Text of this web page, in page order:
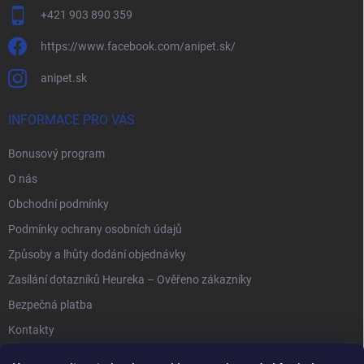
+421 903 890 359
https://www.facebook.com/anipet.sk/
anipet.sk
INFORMACE PRO VÁS
Bonusový program
O nás
Obchodní podmínky
Podmínky ochrany osobních údajů
Způsoby a lhůty dodání objednávky
Zasílání dotazníků Heureka – Ověřeno zákazníky
Bezpečná platba
Kontakty